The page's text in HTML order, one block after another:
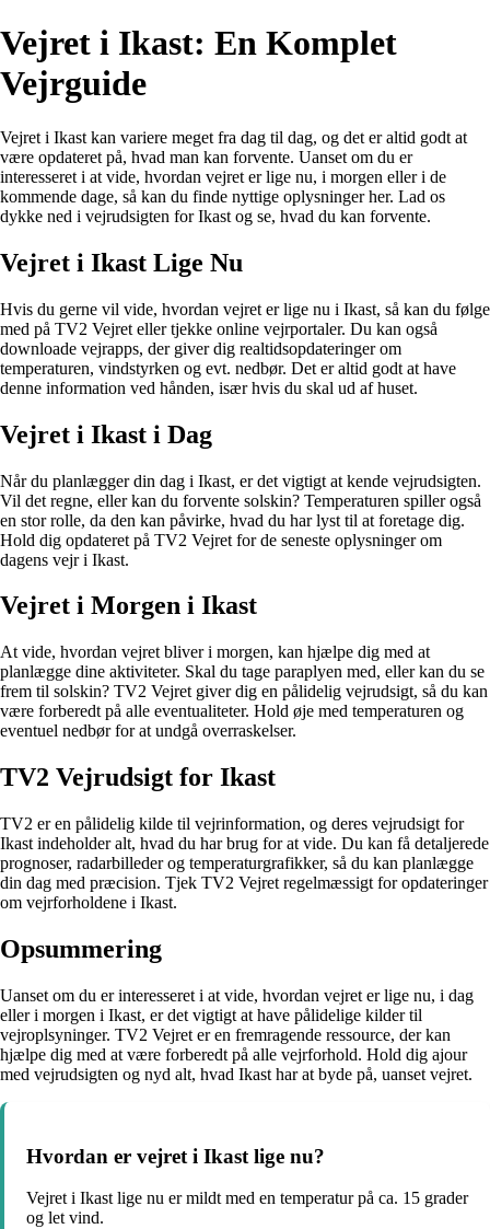
Vejret i Ikast: En Komplet
Vejrguide
Vejret i Ikast kan variere meget fra dag til dag, og det er altid godt at
være opdateret på, hvad man kan forvente. Uanset om du er
interesseret i at vide, hvordan vejret er lige nu, i morgen eller i de
kommende dage, så kan du finde nyttige oplysninger her. Lad os
dykke ned i vejrudsigten for Ikast og se, hvad du kan forvente.
Vejret i Ikast Lige Nu
Hvis du gerne vil vide, hvordan vejret er lige nu i Ikast, så kan du følge
med på TV2 Vejret eller tjekke online vejrportaler. Du kan også
downloade vejrapps, der giver dig realtidsopdateringer om
temperaturen, vindstyrken og evt. nedbør. Det er altid godt at have
denne information ved hånden, især hvis du skal ud af huset.
Vejret i Ikast i Dag
Når du planlægger din dag i Ikast, er det vigtigt at kende vejrudsigten.
Vil det regne, eller kan du forvente solskin? Temperaturen spiller også
en stor rolle, da den kan påvirke, hvad du har lyst til at foretage dig.
Hold dig opdateret på TV2 Vejret for de seneste oplysninger om
dagens vejr i Ikast.
Vejret i Morgen i Ikast
At vide, hvordan vejret bliver i morgen, kan hjælpe dig med at
planlægge dine aktiviteter. Skal du tage paraplyen med, eller kan du se
frem til solskin? TV2 Vejret giver dig en pålidelig vejrudsigt, så du kan
være forberedt på alle eventualiteter. Hold øje med temperaturen og
eventuel nedbør for at undgå overraskelser.
TV2 Vejrudsigt for Ikast
TV2 er en pålidelig kilde til vejrinformation, og deres vejrudsigt for
Ikast indeholder alt, hvad du har brug for at vide. Du kan få detaljerede
prognoser, radarbilleder og temperaturgrafikker, så du kan planlægge
din dag med præcision. Tjek TV2 Vejret regelmæssigt for opdateringer
om vejrforholdene i Ikast.
Opsummering
Uanset om du er interesseret i at vide, hvordan vejret er lige nu, i dag
eller i morgen i Ikast, er det vigtigt at have pålidelige kilder til
vejroplsyninger. TV2 Vejret er en fremragende ressource, der kan
hjælpe dig med at være forberedt på alle vejrforhold. Hold dig ajour
med vejrudsigten og nyd alt, hvad Ikast har at byde på, uanset vejret.
Hvordan er vejret i Ikast lige nu?
Vejret i Ikast lige nu er mildt med en temperatur på ca. 15 grader
og let vind.